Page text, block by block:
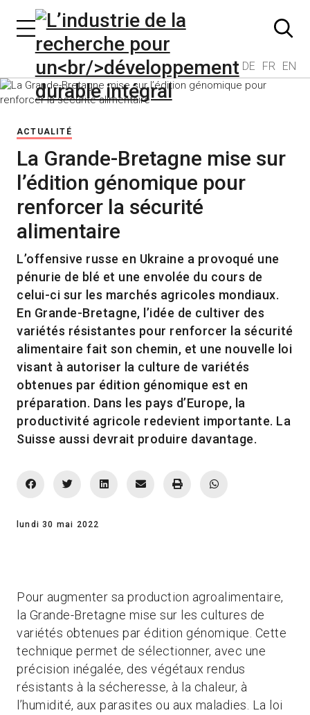
DE FR EN
ACTUALITÉ
La Grande-Bretagne mise sur
l’édition génomique pour
renforcer la sécurité
alimentaire
L’offensive russe en Ukraine a provoqué une
pénurie de blé et une envolée du cours de
celui-ci sur les marchés agricoles mondiaux.
En Grande-Bretagne, l’idée de cultiver des
variétés résistantes pour renforcer la sécurité
alimentaire fait son chemin, et une nouvelle loi
visant à autoriser la culture de variétés
obtenues par édition génomique est en
préparation. Dans les pays d’Europe, la
productivité agricole redevient importante. La
Suisse aussi devrait produire davantage.
lundi 30 mai 2022
Pour augmenter sa production agroalimentaire,
la Grande-Bretagne mise sur les cultures de
variétés obtenues par édition génomique. Cette
technique permet de sélectionner, avec une
précision inégalée, des végétaux rendus
résistants à la sécheresse, à la chaleur, à
l’humidité, aux parasites ou aux maladies. La loi